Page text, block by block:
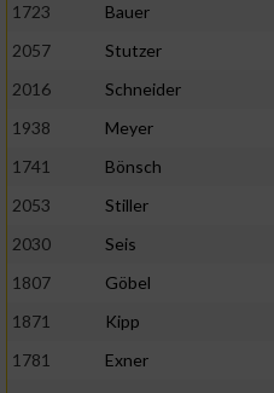
1723
Bauer
2057
Stutzer
2016
Schneider
1938
Meyer
1741
Bönsch
2053
Stiller
2030
Seis
1807
Göbel
1871
Kipp
1781
Exner